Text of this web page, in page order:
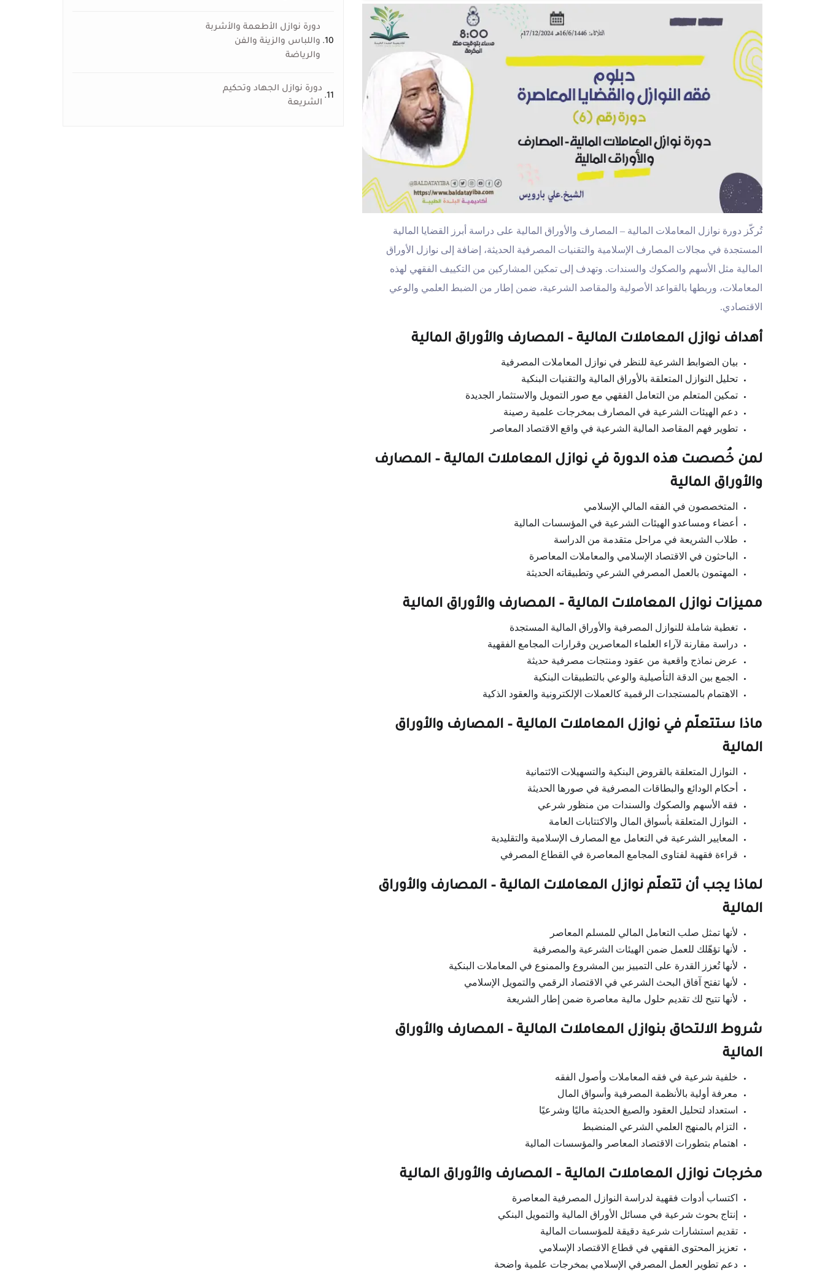
تُركّز دورة نوازل المعاملات المالية – المصارف والأوراق المالية على دراسة أبرز القضايا المالية
المستجدة في مجالات المصارف الإسلامية والتقنيات المصرفية الحديثة، إضافة إلى نوازل الأوراق
المالية مثل الأسهم والصكوك والسندات. وتهدف إلى تمكين المشاركين من التكييف الفقهي لهذه
المعاملات، وربطها بالقواعد الأصولية والمقاصد الشرعية، ضمن إطار من الضبط العلمي والوعي
الاقتصادي.
أهداف نوازل المعاملات المالية – المصارف والأوراق المالية
بيان الضوابط الشرعية للنظر في نوازل المعاملات المصرفية
تحليل النوازل المتعلقة بالأوراق المالية والتقنيات البنكية
تمكين المتعلم من التعامل الفقهي مع صور التمويل والاستثمار الجديدة
دعم الهيئات الشرعية في المصارف بمخرجات علمية رصينة
تطوير فهم المقاصد المالية الشرعية في واقع الاقتصاد المعاصر
لمن خُصصت هذه الدورة في نوازل المعاملات المالية – المصارف
والأوراق المالية
المتخصصون في الفقه المالي الإسلامي
أعضاء ومساعدو الهيئات الشرعية في المؤسسات المالية
طلاب الشريعة في مراحل متقدمة من الدراسة
الباحثون في الاقتصاد الإسلامي والمعاملات المعاصرة
المهتمون بالعمل المصرفي الشرعي وتطبيقاته الحديثة
مميزات نوازل المعاملات المالية – المصارف والأوراق المالية
تغطية شاملة للنوازل المصرفية والأوراق المالية المستجدة
دراسة مقارنة لآراء العلماء المعاصرين وقرارات المجامع الفقهية
عرض نماذج واقعية من عقود ومنتجات مصرفية حديثة
الجمع بين الدقة التأصيلية والوعي بالتطبيقات البنكية
الاهتمام بالمستجدات الرقمية كالعملات الإلكترونية والعقود الذكية
ماذا ستتعلّم في نوازل المعاملات المالية – المصارف والأوراق
المالية
النوازل المتعلقة بالقروض البنكية والتسهيلات الائتمانية
أحكام الودائع والبطاقات المصرفية في صورها الحديثة
فقه الأسهم والصكوك والسندات من منظور شرعي
النوازل المتعلقة بأسواق المال والاكتتابات العامة
المعايير الشرعية في التعامل مع المصارف الإسلامية والتقليدية
قراءة فقهية لفتاوى المجامع المعاصرة في القطاع المصرفي
لماذا يجب أن تتعلّم نوازل المعاملات المالية – المصارف والأوراق
المالية
لأنها تمثل صلب التعامل المالي للمسلم المعاصر
لأنها تؤهّلك للعمل ضمن الهيئات الشرعية والمصرفية
لأنها تُعزز القدرة على التمييز بين المشروع والممنوع في المعاملات البنكية
لأنها تفتح آفاق البحث الشرعي في الاقتصاد الرقمي والتمويل الإسلامي
لأنها تتيح لك تقديم حلول مالية معاصرة ضمن إطار الشريعة
شروط الالتحاق بنوازل المعاملات المالية – المصارف والأوراق
المالية
خلفية شرعية في فقه المعاملات وأصول الفقه
معرفة أولية بالأنظمة المصرفية وأسواق المال
استعداد لتحليل العقود والصيغ الحديثة ماليًا وشرعيًا
التزام بالمنهج العلمي الشرعي المنضبط
اهتمام بتطورات الاقتصاد المعاصر والمؤسسات المالية
مخرجات نوازل المعاملات المالية – المصارف والأوراق المالية
اكتساب أدوات فقهية لدراسة النوازل المصرفية المعاصرة
إنتاج بحوث شرعية في مسائل الأوراق المالية والتمويل البنكي
تقديم استشارات شرعية دقيقة للمؤسسات المالية
تعزيز المحتوى الفقهي في قطاع الاقتصاد الإسلامي
دعم تطوير العمل المصرفي الإسلامي بمخرجات علمية واضحة
10.
دورة نوازل الأطعمة والأشربة
واللباس والزينة والفن
والرياضة
11.
دورة نوازل الجهاد وتحكيم
الشريعة